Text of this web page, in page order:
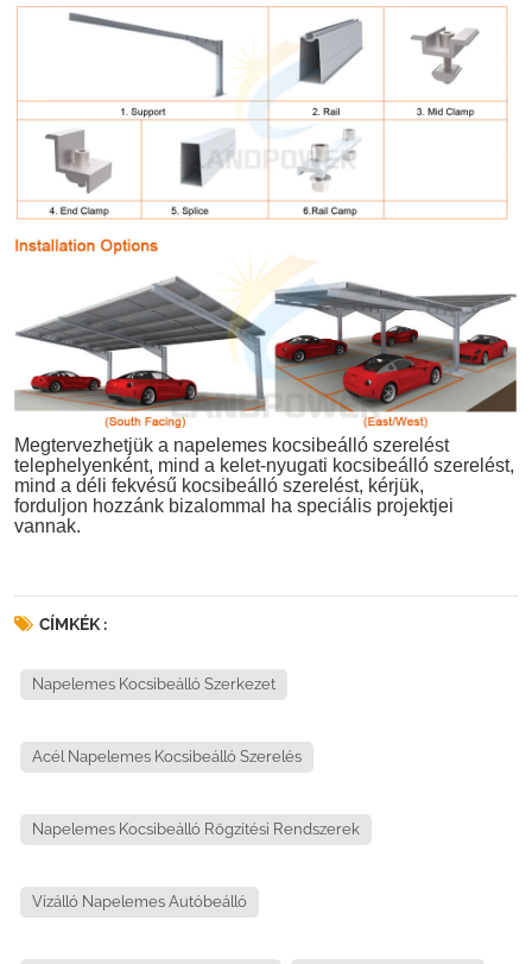
Megtervezhetjük a napelemes kocsibeálló szerelést
telephelyenként, mind a kelet-nyugati kocsibeálló szerelést,
mind a déli fekvésű kocsibeálló szerelést, kérjük,
forduljon hozzánk bizalommal
ha speciális projektjei
vannak.
CÍMKÉK :
Napelemes Kocsibeálló Szerkezet
Acél Napelemes Kocsibeálló Szerelés
Napelemes Kocsibeálló Rögzítési Rendszerek
Vízálló Napelemes Autóbeálló